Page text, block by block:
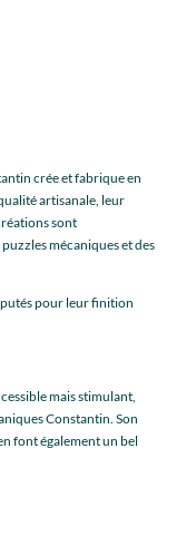
crée et fabrique en
artisanale, leur
sont
mécaniques et des
pour leur finition
mais stimulant,
Constantin. Son
font également un bel